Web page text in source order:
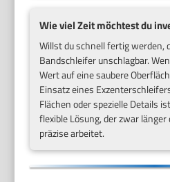
Wie viel Zeit möchtest du
Willst du schnell fertig werden,
Bandschleifer unschlagbar.
Wert auf eine saubere
Einsatz eines
Flächen oder spezielle Details
flexible Lösung, der zwar
präzise arbeitet.